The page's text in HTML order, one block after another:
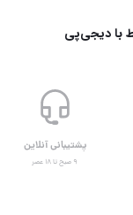
پشتیبانی آنلاین
۹ صبح تا ۱۸ عصر